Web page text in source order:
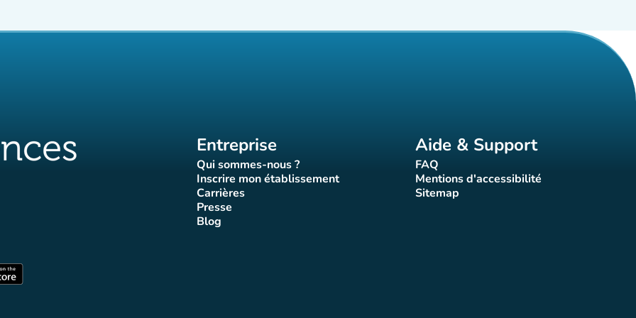
onglet)
Entreprise
Qui sommes-nous ?
(nouvel onglet)
Inscrire mon établissement
(nouvel onglet)
Carrières(nouvel onglet)
Presse(nouvel onglet)
Blog(nouvel onglet)
Aide & Support
FAQ(nouvel onglet)
Mentions d'accessibilité
(nouvel onglet)
Sitemap(nouvel onglet)